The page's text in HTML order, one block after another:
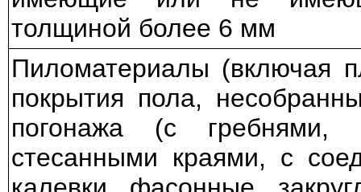
толщиной более 6 мм
Пиломатериалы (включая
покрытия пола,
погонажа (с гребнями,
стесанными краями, с